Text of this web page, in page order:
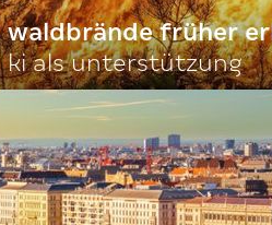
waldbrände früher
ki als unterstützung